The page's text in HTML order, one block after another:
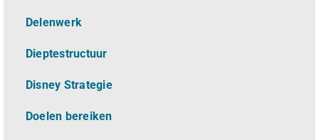
Delenwerk
Dieptestructuur
Disney Strategie
Doelen bereiken